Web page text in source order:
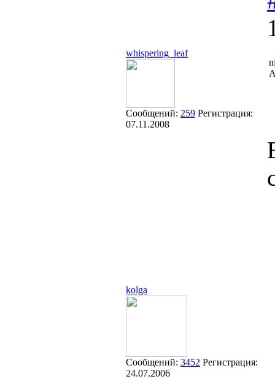
whispering_leaf
Сообщений: 259 Регистрация:
07.11.2008
kolga
Сообщений: 3452 Регистрация:
24.07.2006